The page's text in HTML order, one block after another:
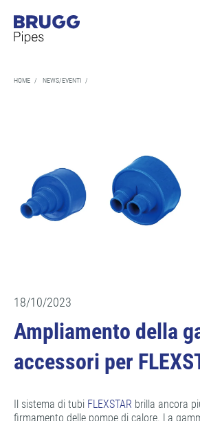
HOME / NEWS/EVENTI /
18/10/2023
Ampliamento della
accessori per
Il sistema di tubi FLEXSTAR brilla ancora
firmamento delle pompe di calore. La